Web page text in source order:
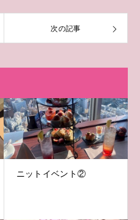
次の記事
ニットイベント②